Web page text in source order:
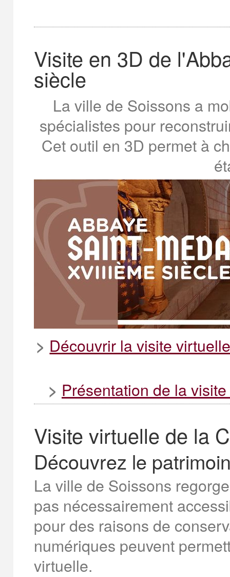
Visite en 3D de
siècle
La ville de Soissons a
spécialistes pour
Cet outil en 3D permet à
> Découvrir la visite
> Présentation de la
Visite virtuelle de la
Découvrez le
La ville de Soissons
pas nécessairement
pour des raisons de
numériques peuvent
virtuelle.